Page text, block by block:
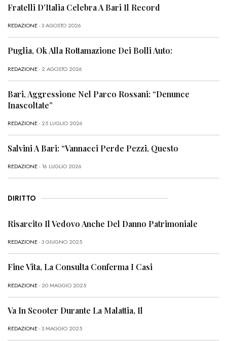
Fratelli D’Italia Celebra A Bari Il Record
REDAZIONE- 3 AGOSTO 2026
Puglia, Ok Alla Rottamazione Dei Bolli Auto:
REDAZIONE- 2 AGOSTO 2026
Bari, Aggressione Nel Parco Rossani: “Denunce
Inascoltate”
REDAZIONE- 25 LUGLIO 2026
Salvini A Bari: “Vannacci Perde Pezzi, Questo
REDAZIONE- 16 LUGLIO 2026
DIRITTO
Risarcito Il Vedovo Anche Del Danno Patrimoniale
REDAZIONE- 3 GIUGNO 2025
Fine Vita, La Consulta Conferma I Casi
REDAZIONE- 20 MAGGIO 2025
Va In Scooter Durante La Malattia, Il
REDAZIONE- 3 MAGGIO 2025